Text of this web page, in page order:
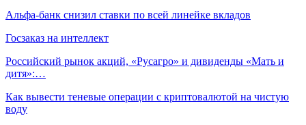
Альфа-банк снизил ставки по всей линейке вкладов
Госзаказ на интеллект
Российский рынок акций, «Русагро» и дивиденды «Мать и
дитя»:…
Как вывести теневые операции с криптовалютой на чистую
воду